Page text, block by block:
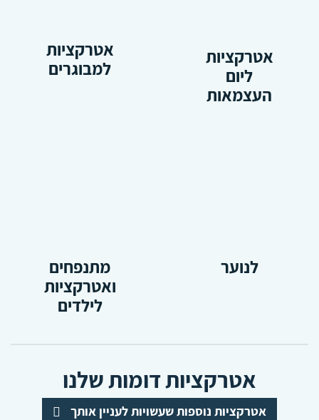
אטרקציות
ליום
העצמאות
אטרקציות
למבוגרים
לנוער
מתנפחים
ואטרקציות
לילדים
אטרקציות דומות שלנו
אטרקציות נוספות שעשויות לעניין אותך